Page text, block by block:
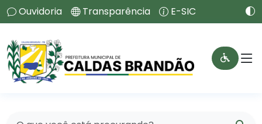
Ouvidoria Transparência E-SIC